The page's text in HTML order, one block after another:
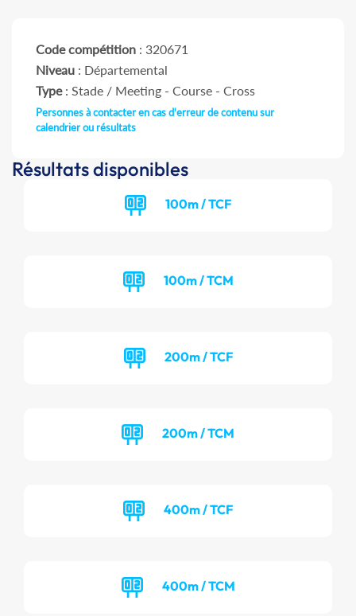
Code compétition : 320671
Niveau : Départemental
Type: Stade / Meeting - Course - Cross
Personnes à contacter en cas d'erreur de contenu sur
calendrier ou résultats
Résultats disponibles
100m / TCF
100m / TCM
200m / TCF
200m / TCM
400m / TCF
400m / TCM